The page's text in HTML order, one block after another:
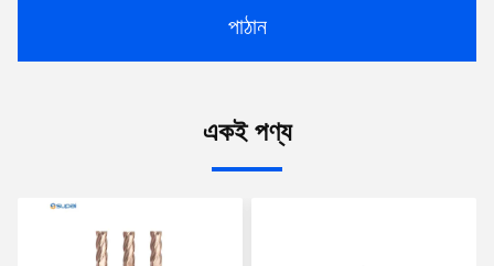
পাঠান
একই পণ্য